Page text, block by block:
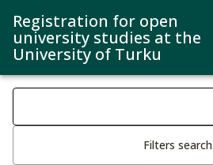
Registration for open
university studies at the
University of Turku
Search filters
Filters search